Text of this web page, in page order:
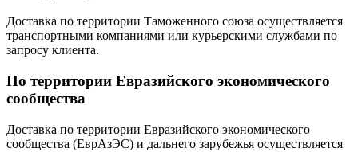
Доставка по территории Таможенного союза осуществляется
транспортными компаниями или курьерскими службами по
запросу клиента.
По территории Евразийского экономического
сообщества
Доставка по территории Евразийского экономического
сообщества (ЕврАзЭС) и дальнего зарубежья осуществляется